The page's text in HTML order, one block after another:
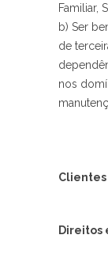
Familiar,
b) Ser
de
nos
Clientes
Direitos